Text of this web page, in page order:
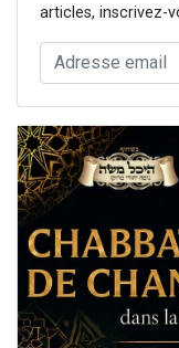
articles, inscrivez-